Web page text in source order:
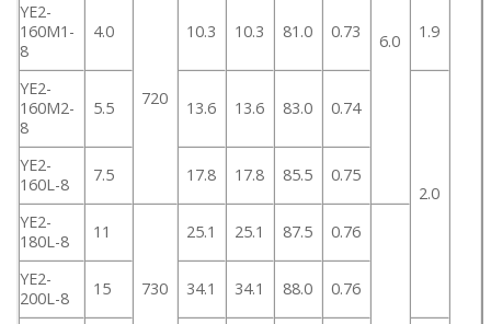
6.0
YE2-
160M1-
8
4.0
720
10.3 10.3 81.0 0.73 1.9
YE2-
160M2-
8
5.5 13.6 13.6 83.0 0.74
2.0
YE2-
160L-8
7.5 17.8 17.8 85.5 0.75
YE2-
180L-8
11
730
25.1 25.1 87.5 0.76
YE2-
200L-8
15 34.1 34.1 88.0 0.76